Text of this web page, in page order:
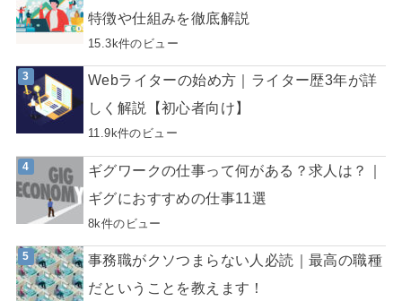
特徴や仕組みを徹底解説
15.3k件のビュー
Webライターの始め方｜ライター歴3年が詳
しく解説【初心者向け】
11.9k件のビュー
ギグワークの仕事って何がある？求人は？｜
ギグにおすすめの仕事11選
8k件のビュー
事務職がクソつまらない人必読｜最高の職種
だということを教えます！